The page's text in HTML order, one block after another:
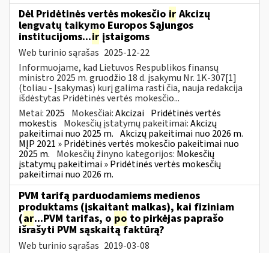
Dėl Pridėtinės vertės mokesčio ir Akcizų
lengvatų taikymo Europos Sąjungos
institucijoms...ir įstaigoms
Web turinio sąrašas 2025-12-22
Informuojame, kad Lietuvos Respublikos finansų
ministro 2025 m. gruodžio 18 d. įsakymu Nr. 1K-307[1]
(toliau - Įsakymas) kurį galima rasti čia, nauja redakcija
išdėstytas Pridėtinės vertės mokesčio...
Metai: 2025 Mokesčiai:Akcizai Pridėtinės vertės
mokestis Mokesčių įstatymų pakeitimai:Akcizų
pakeitimai nuo 2025 m. Akcizų pakeitimai nuo 2026 m.
MĮP 2021 » Pridėtinės vertės mokesčio pakeitimai nuo
2025 m. Mokesčių žinyno kategorijos: Mokesčių
įstatymų pakeitimai » Pridėtinės vertės mokesčių
pakeitimai nuo 2026 m.
PVM tarifą parduodamiems medienos
produktams (įskaitant malkas), kai fiziniam
(ar...PVM tarifas, o po to pirkėjas paprašo
išrašyti PVM sąskaitą faktūrą?
Web turinio sąrašas 2019-03-08